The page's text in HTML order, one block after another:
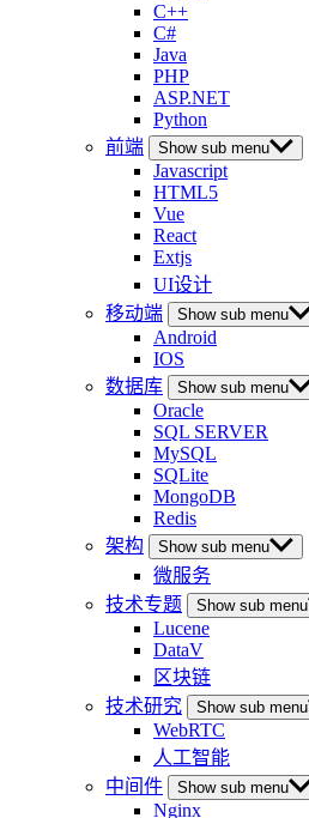
C++
C#
Java
PHP
ASP.NET
Python
前端
Show sub menu
Javascript
HTML5
Vue
React
Extjs
UI设计
移动端
Show sub menu
Android
IOS
数据库
Show sub menu
Oracle
SQL SERVER
MySQL
SQLite
MongoDB
Redis
架构
Show sub menu
微服务
技术专题
Show sub menu
Lucene
DataV
区块链
技术研究
Show sub menu
WebRTC
人工智能
中间件
Show sub menu
Nginx